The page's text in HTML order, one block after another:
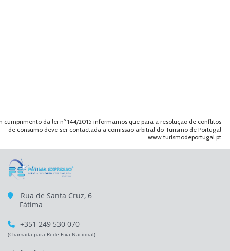
cumprimento da lei nº 144/2015 informamos que para a resolução de conflitos
de consumo deve ser contactada a comissão arbitral do Turismo de Portugal
www.turismodeportugal.pt
Rua de Santa Cruz, 6
Fátima
+351 249 530 070
(Chamada para Rede Fixa Nacional)